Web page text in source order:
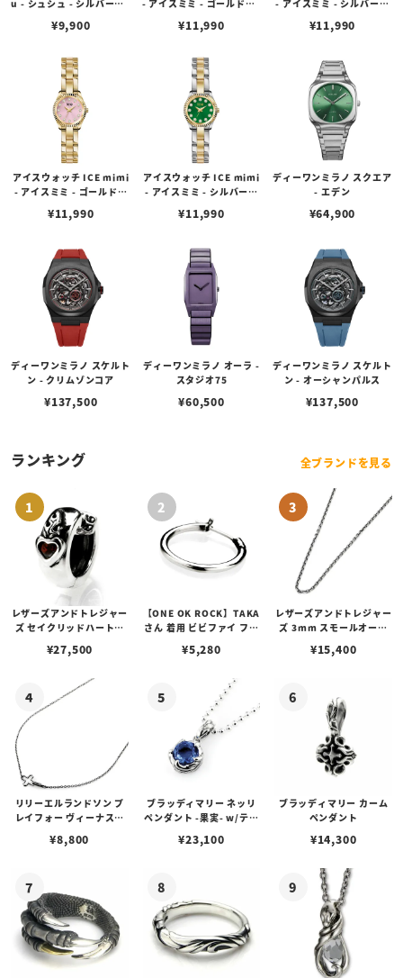
u - シュシュ - シルバー（1
¥9,900
- アイスミミ - ゴールド（1
¥11,990
- アイスミミ - シルバーゴ
¥11,990
アイスウォッチ ICE mimi
- アイスミミ - ゴールドピ
¥11,990
アイスウォッチ ICE mimi
- アイスミミ - シルバーゴ
¥11,990
ディーワンミラノ スクエア
- エデン
¥64,900
ディーワンミラノ スケルト
ン - クリムゾンコア
¥137,500
ディーワンミラノ オーラ -
スタジオ75
¥60,500
ディーワンミラノ スケルト
ン - オーシャンパルス
¥137,500
ランキング 全ブランドを見る
レザーズアンドトレジャー
ズ セイクリッドハートピ
¥27,500
【ONE OK ROCK】TAKA
さん 着用 ビビファイ フー
¥5,280
レザーズアンドトレジャー
ズ 3mm スモールオーバ
ブスタークラスプ＆LTロ
¥15,400
リリーエルランドソン プ
レイフォー ヴィーナスチ
¥8,800
ブラッディマリー ネッリ
ペンダント -果実- w/ティ
¥23,100
ブラッディマリー カーム
ペンダント
¥14,300